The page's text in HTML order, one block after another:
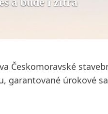
Českomoravské
úrokové